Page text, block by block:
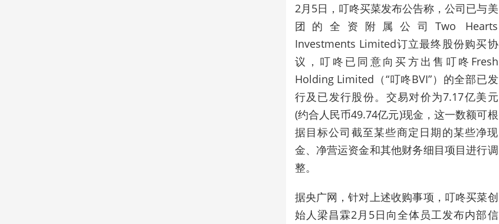
2月5日，叮咚买菜发布公告称，公司已与美
团的全资附属公司Two Hearts
Investments Limited订立最终股份购买协
议，叮咚已同意向买方出售叮咚Fresh
Holding Limited（“叮咚BVI”）的全部已发
行及已发行股份。交易对价为7.17亿美元
(约合人民币49.74亿元)现金，这一数额可根
据目标公司截至某些商定日期的某些净现
金、净营运资金和其他财务细目项目进行调
整。
据央广网，针对上述收购事项，叮咚买菜创
始人梁昌霖2月5日向全体员工发布内部信